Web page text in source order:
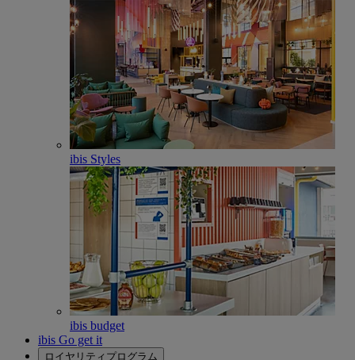
ibis Styles
ibis budget
ibis Go get it
ロイヤリティプログラム